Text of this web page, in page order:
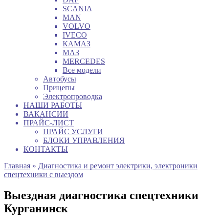
SCANIA
MAN
VOLVO
IVECO
КАМАЗ
МАЗ
MERCEDES
Все модели
Автобусы
Прицепы
Электропроводка
НАШИ РАБОТЫ
ВАКАНСИИ
ПРАЙС-ЛИСТ
ПРАЙС УСЛУГИ
БЛОКИ УПРАВЛЕНИЯ
КОНТАКТЫ
Главная » Диагностика и ремонт электрики, электроники
спецтехники с выездом
Выездная диагностика спецтехники
Курганинск